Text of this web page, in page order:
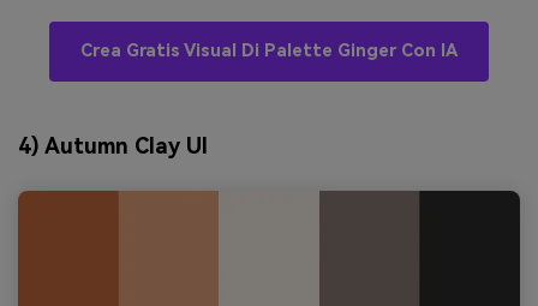
Crea Gratis Visual Di Palette Ginger Con IA
4) Autumn Clay UI